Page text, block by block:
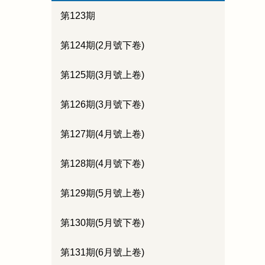
第123期
第124期(2月號下卷)
第125期(3月號上卷)
第126期(3月號下卷)
第127期(4月號上卷)
第128期(4月號下卷)
第129期(5月號上卷)
第130期(5月號下卷)
第131期(6月號上卷)